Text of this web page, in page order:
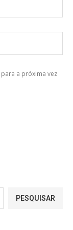
a próxima vez
PESQUISAR